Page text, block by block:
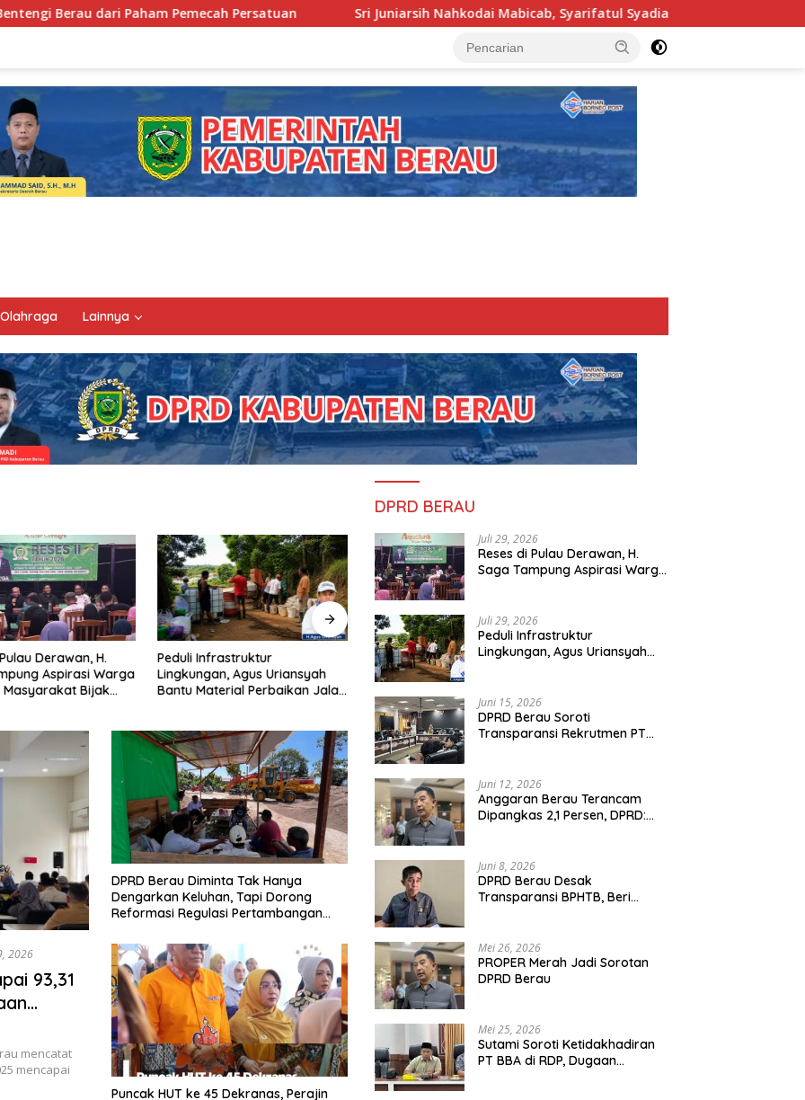
Pemecah Persatuan Sri Juniarsih Nahkodai Mabicab, Syarifatul Syadiah Pimpin Kwarcab Pramuka Berau 2026–2031
Olahraga Lainnya
Derawan, H.
Aspirasi Warga
Masyarakat Bijak
Peduli Infrastruktur
Lingkungan, Agus Uriansyah
Bantu Material Perbaikan Jalan
Program PONDASI PT YWA
Bantu Warga Miliki Rumah
Nyaman
Kejari Berau Musnahkan
2026
93,31
mencatat
mencapai
DPRD Berau Diminta Tak Hanya
Dengarkan Keluhan, Tapi Dorong
Reformasi Regulasi Pertambangan
Puncak HUT ke 45 Dekranas, Perajin
DPRD BERAU
Juli 29, 2026
Reses di Pulau Derawan, H.
Saga Tampung Aspirasi Warga
Juli 29, 2026
Peduli Infrastruktur
Lingkungan, Agus Uriansyah
Juni 15, 2026
DPRD Berau Soroti
Transparansi Rekrutmen PT
Juni 12, 2026
Anggaran Berau Terancam
Dipangkas 2,1 Persen, DPRD:
Juni 8, 2026
DPRD Berau Desak
Transparansi BPHTB, Beri
Mei 26, 2026
PROPER Merah Jadi Sorotan
DPRD Berau
Mei 25, 2026
Sutami Soroti Ketidakhadiran
PT BBA di RDP, Dugaan